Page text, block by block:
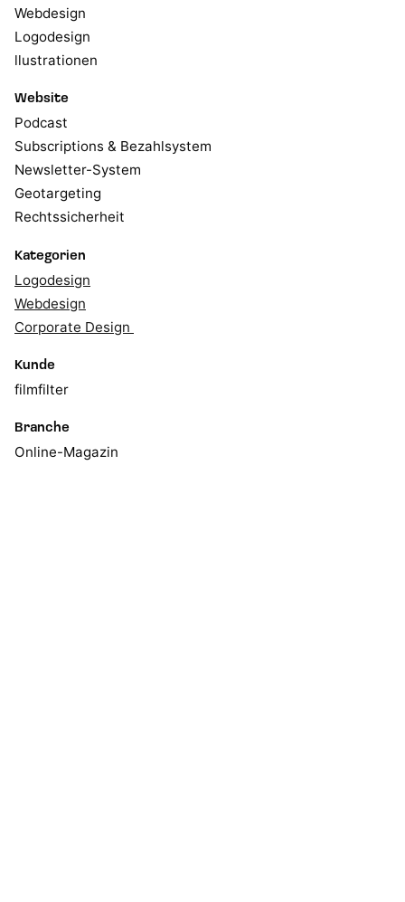
Webdesign
Logodesign
llustrationen
Website
Podcast
Subscriptions & Bezahlsystem
Newsletter-System
Geotargeting
Rechtssicherheit
Kategorien
Logodesign
Webdesign
Corporate Design
Kunde
filmfilter
Branche
Online-Magazin